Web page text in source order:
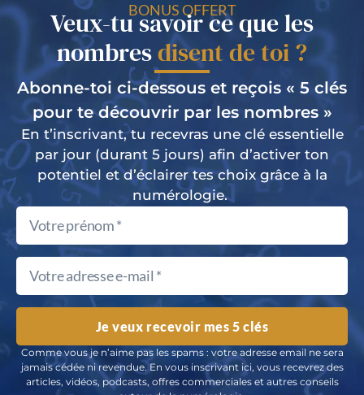
BONUS OFFERT
Veux-tu savoir ce que les
nombresdisent de toi ?
Abonne-toi ci-dessous et reçois « 5 clés
pour te découvrir par les nombres »
En t’inscrivant, tu recevras une clé essentielle
par jour (durant 5 jours) afin d’activer ton
potentiel et d’éclairer tes choix grâce à la
numérologie.
Je veux recevoir mes 5 clés
Comme vous je n’aime pas les spams : votre adresse email ne sera
jamais cédée ni revendue. En vous inscrivant ici, vous recevrez des
articles, vidéos, podcasts, offres commerciales et autres conseils